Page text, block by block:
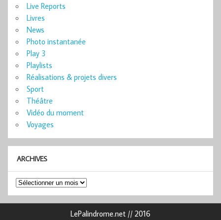
Live Reports
Livres
News
Photo instantanée
Play 3
Playlists
Réalisations & projets divers
Sport
Théâtre
Vidéo du moment
Voyages
ARCHIVES
Archives
LePalindrome.net // 2016